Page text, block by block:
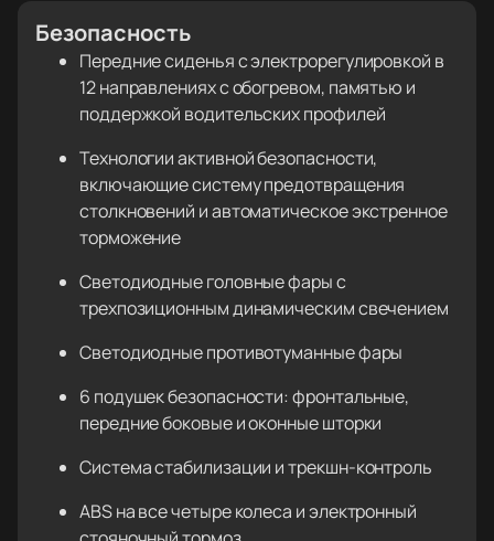
Безопасность
Передние сиденья с электрорегулировкой в
12 направлениях с обогревом, памятью и
поддержкой водительских профилей
Технологии активной безопасности,
включающие систему предотвращения
столкновений и автоматическое экстренное
торможение
Светодиодные головные фары с
трехпозиционным динамическим свечением
Светодиодные противотуманные фары
6 подушек безопасности: фронтальные,
передние боковые и оконные шторки
Система стабилизации и трекшн-контроль
ABS на все четыре колеса и электронный